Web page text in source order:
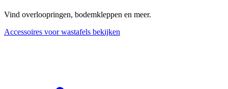
Vind overloopringen, bodemkleppen en meer.
Accessoires voor wastafels bekijken